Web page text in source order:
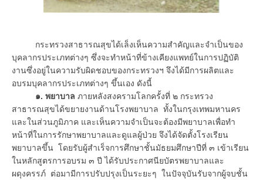
กระทรวงสาธารณสุขได้เล็งเห็นความสำคัญและจำเป็นของ
บุคลากรประเภทต่างๆ ซึ่งจะทำหน้าที่ข้างเคียงแพทย์ในการปฏิบัติ
งานซึ่งอยู่ในความรับผิดชอบของกระทรวงฯ จึงได้มีการผลิตและ
อบรมบุคลากรประเภทต่างๆ ขึ้นเอง ดังนี้
๑. พยาบาล ภายหลังสงครามโลกครั้งที่ ๒ กระทรวง
สาธารณสุขได้ขยายงานด้านโรงพยาบาล ทั้งในกรุงเทพมหานคร
และในส่วนภูมิภาค และเห็นความจำเป็นจะต้องมีพยาบาลเพื่อทำ
หน้าที่ในการรักษาพยาบาลและดูแลผู้ป่วย จึงได้จัดตั้งโรงเรียน
พยาบาลขึ้น โดยรับผู้สำเร็จการศึกษาชั้นมัธยมศึกษาปีที่ ๓ เข้าเรียน
ในหลักสูตรการอบรม ๓ ปี ได้รับประกาศนียบัตรพยาบาลและ
ผดุงครรภ์ ต่อมามีการปรับปรุงเป็นระยะๆ ในปัจจุบันรับจากผู้จบชั้น